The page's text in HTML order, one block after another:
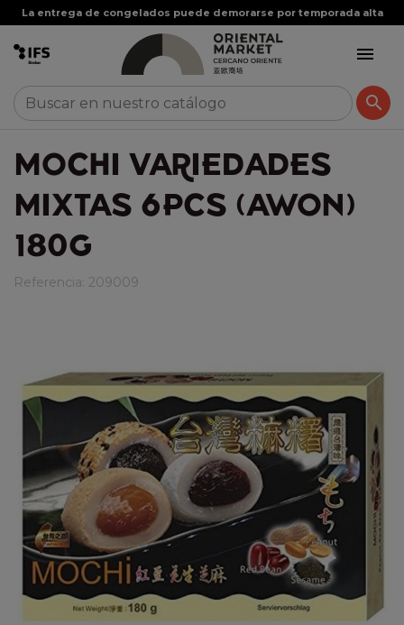
La entrega de congelados puede demorarse por temporada alta


MOCHI VARIEDADES
MIXTAS 6PCS (AWON)
180G
Referencia: 209009